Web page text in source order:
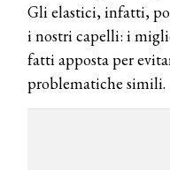
Gli elastici, infatti,
i nostri capelli: i
fatti apposta per
problematiche simili.